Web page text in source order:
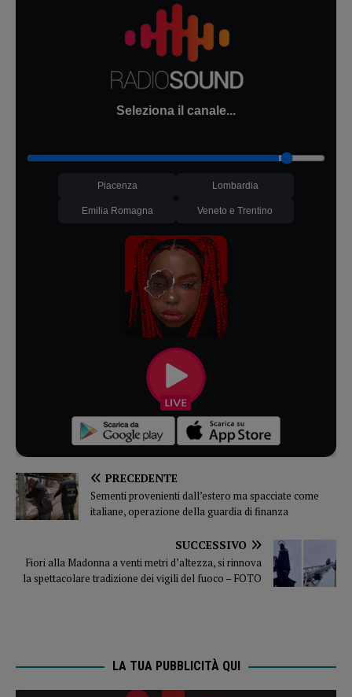
Seleziona il canale...
Piacenza Lombardia
Emilia Romagna Veneto e Trentino
PRECEDENTE
Sementi provenienti dall’estero ma spacciate come
italiane, operazione della guardia di finanza
SUCCESSIVO
Fiori alla Madonna a venti metri d’altezza, si rinnova
la spettacolare tradizione dei vigili del fuoco – FOTO
LA TUA PUBBLICITÀ QUI